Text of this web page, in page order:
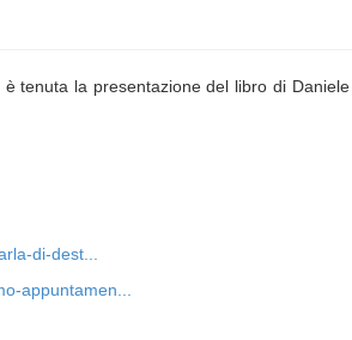
tenuta la presentazione del libro di
di-dest...
appuntamen...